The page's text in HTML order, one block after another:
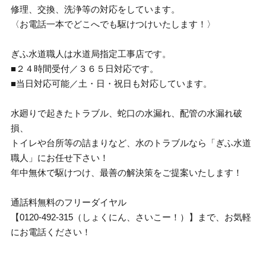
修理、交換、洗浄等の対応をしています。
〈お電話一本でどこへでも駆けつけいたします！〉
ぎふ水道職人は水道局指定工事店です。
■２４時間受付／３６５日対応です。
■当日対応可能／土・日・祝日も対応しています。
水廻りで起きたトラブル、蛇口の水漏れ、配管の水漏れ破
損、
トイレや台所等の詰まりなど、水のトラブルなら「ぎふ水道
職人」にお任せ下さい！
年中無休で駆けつけ、最善の解決策をご提案いたします！
通話料無料のフリーダイヤル
【0120-492-315（しょくにん、さいこー！）】まで、お気軽
にお電話ください！